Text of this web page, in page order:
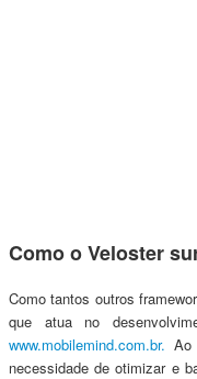
Como o Veloster
Como tantos outros
que atua no desenvo
www.mobilemind.com.br. Ao
necessidade de otimizar e